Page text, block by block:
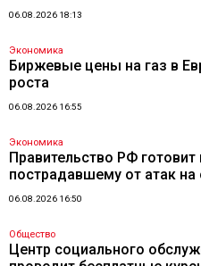
06.08.2026 18:13
Экономика
Биржевые цены на газ в
роста
06.08.2026 16:55
Экономика
Правительство РФ
пострадавшему от атак
06.08.2026 16:50
Общество
Центр социального